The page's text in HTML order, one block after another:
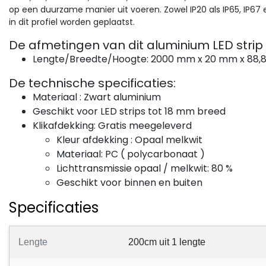
op een duurzame manier uit voeren. Zowel IP20 als IP65,
in dit profiel worden geplaatst.
De afmetingen van dit aluminium LED strip
Lengte/Breedte/Hoogte: 2000 mm x 20 mm x
De technische specificaties:
Materiaal : Zwart aluminium
Geschikt voor LED strips tot 18 mm breed
Klikafdekking: Gratis meegeleverd
Kleur afdekking : Opaal melkwit
Materiaal: PC ( polycarbonaat )
Lichttransmissie opaal / melkwit: 80 %
Geschikt voor binnen en buiten
Specificaties
Lengte 200cm uit 1 lengte
Losse LED profiel afdekking Luksus
Losse LED profiel
- Zwart - 304,
323, stuc300, stuc400,
gips400
de 80 meter LED klik
voor onze LED
met deze
zwarte
Eenvoudig te
Excl. btw
Vergelijk
Luksus LED profielen
Zwart LED profiel inclusief
klikafdekking 30 mm x 15
mm - XL304ZWART
Zwart 30mm x 15mm LED
profiel voor een egale
met onze RGBCCT 96 LED
serie of onze COB LED
LED strip...
Vergelijk